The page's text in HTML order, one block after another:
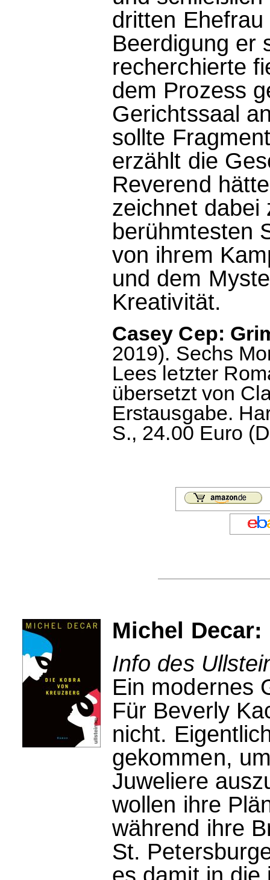
dritten
Beerdigung er
recherchierte
dem Prozess
Gerichtssaal
sollte
erzählt die
Reverend
zeichnet dabei
berühmtesten
von ihrem
und dem
Kreativität.
Casey Cep:
2019). Sechs
Lees letzter
übersetzt von
Erstausgabe.
S., 24.00 Euro
Michel
Info des
Ein modernes
Für Beverly
nicht.
gekommen,
Juweliere
wollen ihre
während ihre
St.
es damit in die